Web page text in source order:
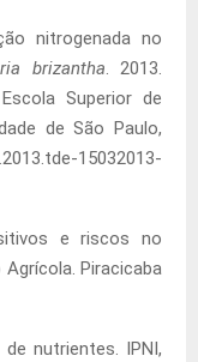
nitrogenada no
brizantha. 2013.
Superior de
de São Paulo,
15032013-
e riscos no
Piracicaba
nutrientes. IPNI,